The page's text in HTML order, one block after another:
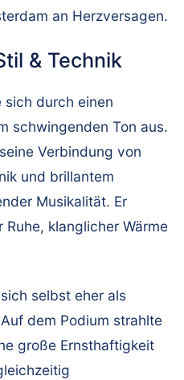
an Herzversagen.
& Technik
sich durch einen
schwingenden Ton aus.
Verbindung von
und brillantem
Musikalität. Er
klanglicher Wärme
selbst eher als
dem Podium strahlte
große Ernsthaftigkeit